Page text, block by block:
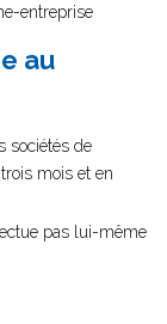
entreprise
au
sociétés de
mois et en
pas lui-même